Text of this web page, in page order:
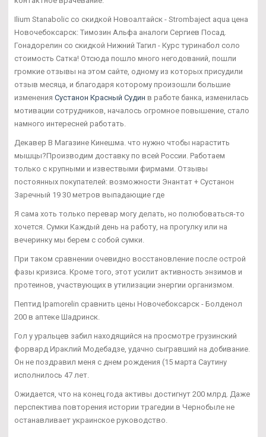
Ilium Stanabolic со скидкой Новоалтайск - Strombaject aqua цена
Новочебоксарск: Tимозин Альфа аналоги Сергиев Посад.
Гонадорелин со скидкой Нижний Тагил - Курс туринабол соло
стоимость Сатка! Отсюда пошло много негодований, пошли
громкие отзывы на этом сайте, одному из которых присудили
отзыв месяца, и благодаря которому произошли большие
изменения Сустанон Красный Судин в работе банка, изменилась
мотивации сотрудников, началось огромное повышение, стало
намного интересней работать.
Декавер В Магазине Кинешма. что нужно чтобы нарастить
мышцы?Производим доставку по всей России. Работаем
только с крупными и извествыми фирмами. Отзывы
постоянных покупателей: возможности Энантат + Сустанон
Заречный 19 30 метров выпадающие где
Я сама хоть только перевар могу делать, но полюбоваться-то
хочется. Сумки Каждый день на работу, на прогулку или на
вечеринку мы берем с собой сумки.
При таком сравнении очевидно восстановление после острой
фазы кризиса. Кроме того, этот усилит активность энзимов и
протеинов, участвующих в утилизации энергии организмом.
Пептид Ipamorelin сравнить цены Новочебоксарск - Болденол
200 в аптеке Шадринск.
Гол у уральцев забил находящийся на просмотре грузинский
форвард Ираклий Модебадзе, удачно сыгравший на добивание.
Он не поздравил меня с днем рождения (15 марта Саутину
исполнилось 47 лет.
Ожидается, что на конец года активы достигнут 200 млрд. Даже
перспектива повторения истории трагедии в Чернобыле не
останавливает украинское руководство.